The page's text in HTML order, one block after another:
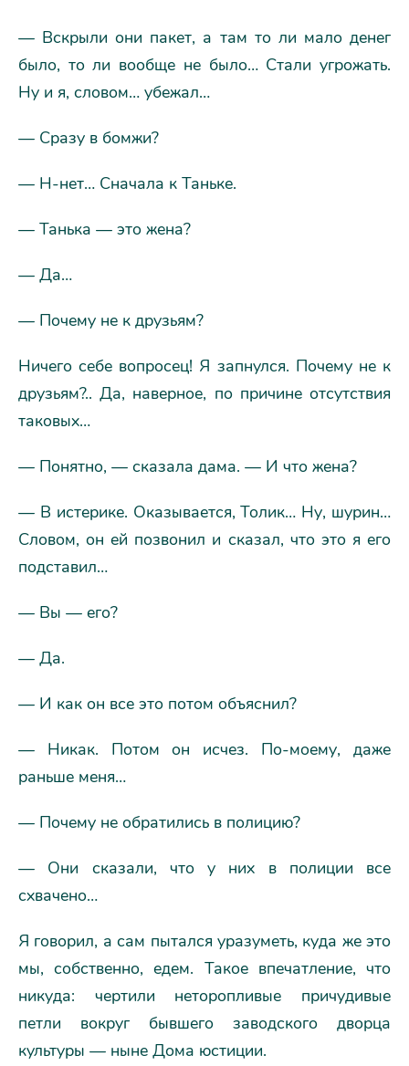
— Вскрыли они пакет, а там то ли мало денег
было, то ли вообще не было… Стали угрожать.
Ну и я, словом… убежал…
— Сразу в бомжи?
— Н-нет… Сначала к Таньке.
— Танька — это жена?
— Да…
— Почему не к друзьям?
Ничего себе вопросец! Я запнулся. Почему не к
друзьям?.. Да, наверное, по причине отсутствия
таковых…
— Понятно, — сказала дама. — И что жена?
— В истерике. Оказывается, Толик… Ну, шурин…
Словом, он ей позвонил и сказал, что это я его
подставил…
— Вы — его?
— Да.
— И как он все это потом объяснил?
— Никак. Потом он исчез. По-моему, даже
раньше меня…
— Почему не обратились в полицию?
— Они сказали, что у них в полиции все
схвачено…
Я говорил, а сам пытался уразуметь, куда же это
мы, собственно, едем. Такое впечатление, что
никуда: чертили неторопливые причудивые
петли вокруг бывшего заводского дворца
культуры — ныне Дома юстиции.